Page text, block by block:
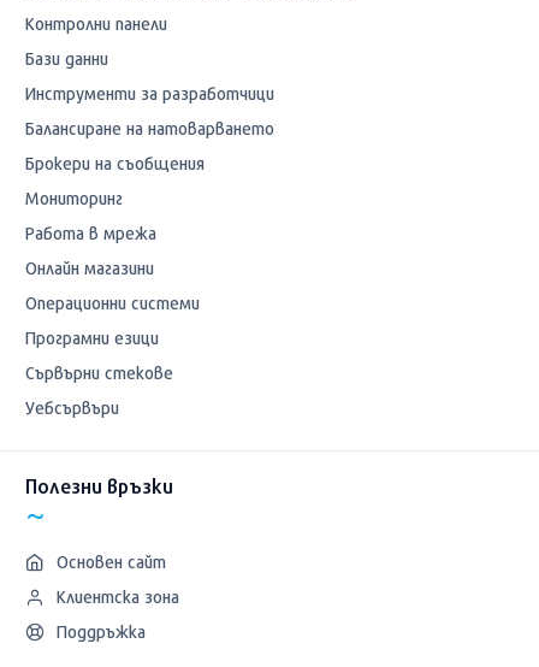
Контролни панели
Бази данни
Инструменти за разработчици
Балансиране на натоварването
Брокери на съобщения
Мониторинг
Работа в мрежа
Онлайн магазини
Операционни системи
Програмни езици
Сървърни стекове
Уебсървъри
Полезни връзки
Основен сайт
Клиентска зона
Поддръжка